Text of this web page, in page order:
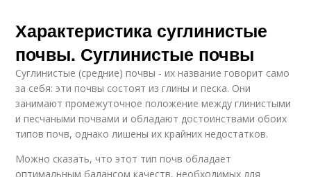
Характеристика суглинистые
почвы. Суглинистые почвы
Суглинистые (средние) почвы - их название говорит само
за себя: эти почвы состоят из глины и песка. Они
занимают промежуточное положение между глинистыми
и песчаными почвами и обладают достоинствами обоих
типов почв, однако лишены их крайних недостатков.
Можно сказать, что этот тип почв обладает
оптимальным балансом качеств, необходимых для